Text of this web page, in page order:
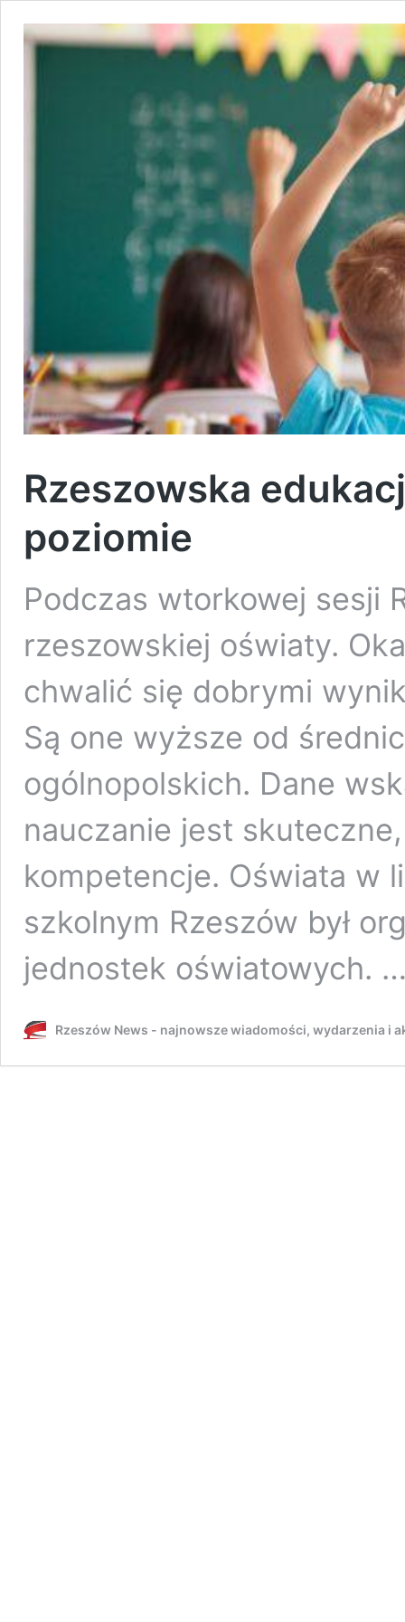
Rzeszowska
poziomie
Podczas wtorkowej sesji
rzeszowskiej oświaty.
chwalić się dobrymi
Są one wyższe od
ogólnopolskich. Dane
nauczanie jest
kompetencje. Oświata w
szkolnym Rzeszów był
jednostek oświatowych.
Rzeszów News - najnowsze wiadomości, wydarzenia i